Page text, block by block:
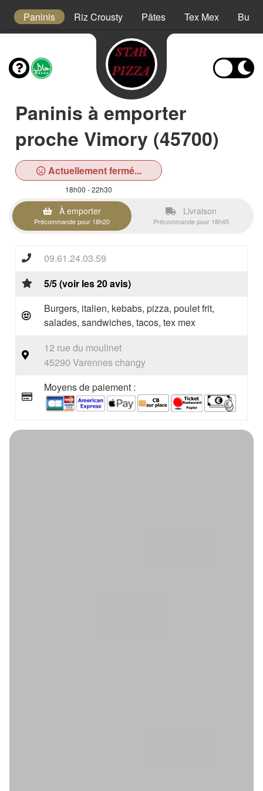
Paninis Riz Crousty Pâtes Tex Mex
Paninis à emporter
proche Vimory (45700)
Actuellement fermé...
18h00 - 22h30
À emporter
Précommande pour 18h20
Livraison
Précommande pour 18h45
09.61.24.03.59
5/5 (voir les 20 avis)
Burgers, italien, kebabs, pizza, poulet frit,
salades, sandwiches, tacos, tex mex
12 rue du moulinet
45290 Varennes changy
Moyens de paiement :